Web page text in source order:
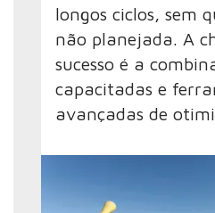
longos ciclos, sem
não planejada. A
sucesso é a
capacitadas e
avançadas de